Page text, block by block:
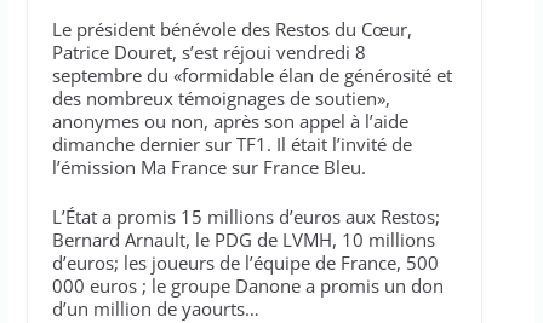
Le président bénévole des Restos du Cœur,
Patrice Douret, s’est réjoui vendredi 8
septembre du «formidable élan de générosité et
des nombreux témoignages de soutien»,
anonymes ou non, après son appel à l’aide
dimanche dernier sur TF1. Il était l’invité de
l’émission Ma France sur France Bleu.
L’État a promis 15 millions d’euros aux Restos;
Bernard Arnault, le PDG de LVMH, 10 millions
d’euros; les joueurs de l’équipe de France, 500
000 euros ; le groupe Danone a promis un don
d’un million de yaourts…